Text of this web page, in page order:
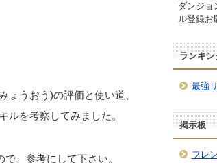
うおう)の評価と使い道、
ルを考察してみました。
、参考にして下さい。
ダンジョ
ル登録お
ランキン
最強
掲示板
フレ